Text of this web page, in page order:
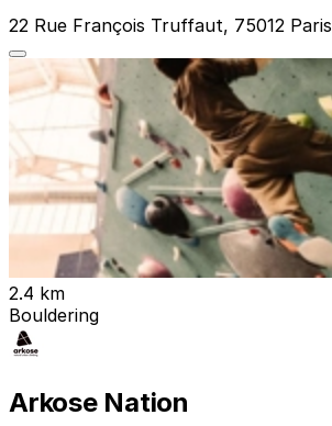
22 Rue François Truffaut, 75012 Paris
2.4 km
Bouldering
Arkose Nation